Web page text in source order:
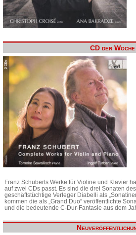
CD der Woche
Franz Schuberts Werke für Violine und Klavier
auf zwei CDs passt. Es sind die drei Sonaten
geschäftstüchtige Verleger Diabelli als
kommen die als „Grand Duo“ veröffentlichte
und die bedeutende C-Dur-Fantasie aus dem